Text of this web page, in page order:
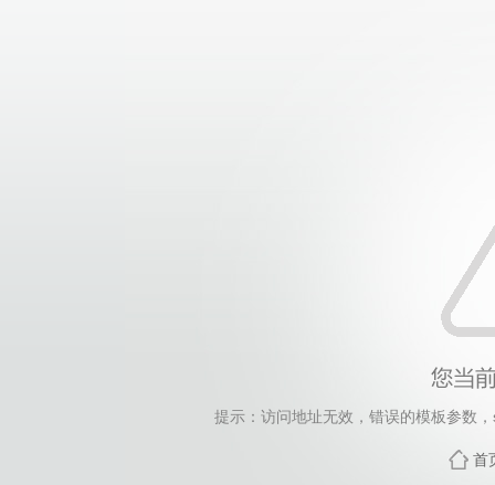
提示：访问地址无效，错误的模板参数
首